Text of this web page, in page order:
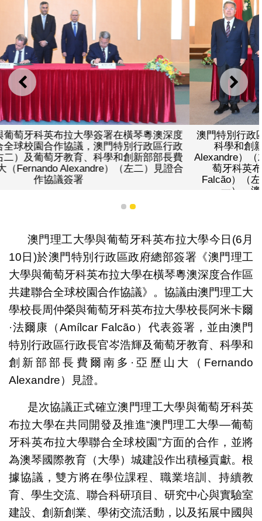
上一則 下一
澳門特別行政區行政長官岑浩輝（右三）、葡萄牙教育、
科學和創新部部長費爾南多·亞歷山大（Fernando
Alexandre）（左三）、社會文化司司長柯嵐（右二）、葡
萄牙科英布拉大學校長阿米卡爾·法爾康（Amílcar
Falcão）（左二）、教育及青年發展局局長龔志明（右
一）、澳門理工大學校長周仲榮（左一）合影
1 2
澳門理工大學與葡萄牙科英布拉大學今日(6月
10日)於澳門特別行政區政府總部簽署《澳門理工
大學與葡萄牙科英布拉大學在橫琴粵澳深度合作區
共建聯合全球校園合作協議》。協議由澳門理工大
學校長周仲榮與葡萄牙科英布拉大學校長阿米卡爾
·法爾康（Amílcar Falcão）代表簽署，並由澳門
特別行政區行政長官岑浩輝及葡萄牙教育、科學和
創新部部長費爾南多·亞歷山大（Fernando
Alexandre）見證。
是次協議正式確立澳門理工大學與葡萄牙科英
布拉大學在共同開發及推進“澳門理工大學—葡萄
牙科英布拉大學聯合全球校園”方面的合作，並將
為澳琴國際教育（大學）城建設作出積極貢獻。根
據協議，雙方將在學位課程、職業培訓、持續教
育、學生交流、聯合科研項目、研究中心與實驗室
建設、創新創業、學術交流活動，以及拓展中國與